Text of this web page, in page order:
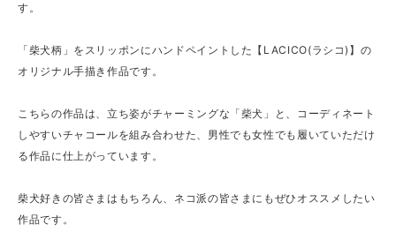
す。
「柴犬柄」をスリッポンにハンドペイントした【LACICO(ラシコ)】の
オリジナル手描き作品です。
こちらの作品は、立ち姿がチャーミングな「柴犬」と、コーディネート
しやすいチャコールを組み合わせた、男性でも女性でも履いていただけ
る作品に仕上がっています。
柴犬好きの皆さまはもちろん、ネコ派の皆さまにもぜひオススメしたい
作品です。